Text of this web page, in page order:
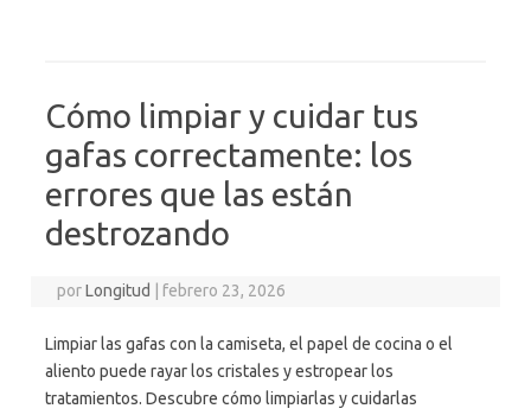
Cómo limpiar y cuidar tus
gafas correctamente: los
errores que las están
destrozando
porLongitud febrero 23, 2026
Limpiar las gafas con la camiseta, el papel de cocina o el
aliento puede rayar los cristales y estropear los
tratamientos. Descubre cómo limpiarlas y cuidarlas